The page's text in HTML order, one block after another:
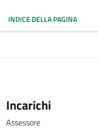
INDICE DELLA PAGINA
Incarichi
Assessore